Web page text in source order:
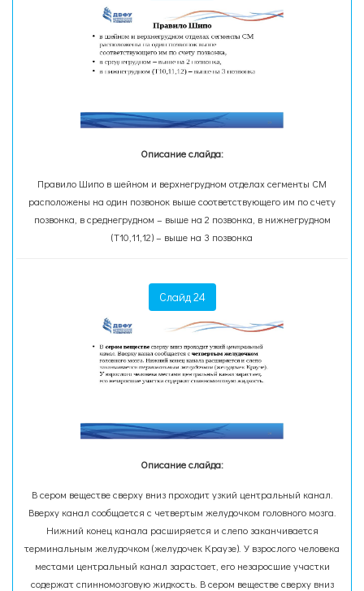
Описание слайда:
Правило Шипо в шейном и верхнегрудном отделах сегменты СМ
расположены на один позвонок выше соответствующего им по счету
позвонка, в среднегрудном – выше на 2 позвонка, в нижнегрудном
(Т10,11,12) – выше на 3 позвонка
Слайд 24
Описание слайда:
В сером веществе сверху вниз проходит узкий центральный канал.
Вверху канал сообщается с четвертым желудочком головного мозга.
Нижний конец канала расширяется и слепо заканчивается
терминальным желудочком (желудочек Краузе). У взрослого человека
местами центральный канал зарастает, его незаросшие участки
содержат спинномозговую жидкость. В сером веществе сверху вниз